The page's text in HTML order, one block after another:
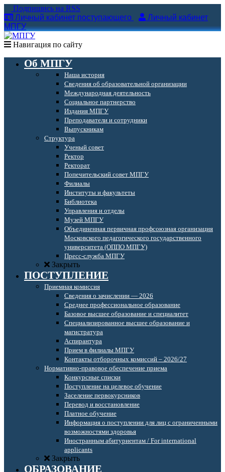
Подпишись на RSS
Личный кабинет поступающего
Личный кабинет
МПГУ
Навигация по сайту
Об МПГУ
Наша история
Сведения об образовательной организации
Международная деятельность
Социальное партнерство
Издания МПГУ
Преподаватели и сотрудники
Выпускникам
Структура
Ученый совет
Ректор
Ректорат
Попечительский совет МПГУ
Филиалы
Институты и факультеты
Библиотека
Управления и отделы
Музей МПГУ
Объединенная первичная профсоюзная организация
Московского педагогического государственного
университета (ОППО МПГУ)
Пресс-служба МПГУ
Закрыть
ПОСТУПЛЕНИЕ
Приемная комиссия
Сведения о зачислении — 2026
Среднее профессиональное образование
Базовое высшее образование и специалитет
Специализированное высшее образование и
магистратура
Аспирантура
Прием в филиалы МПГУ
Контакты отборочных комиссий – 2026/27
Нормативно-правовое обеспечение приема
Конкурсные списки
Поступление на целевое обучение
Заселение первокурсников
Перевод и восстановление
Платное обучение
Информация о поступлении для лиц с ограниченными
возможностями здоровья
Иностранным абитуриентам / For international
applicants
Закрыть
ОБРАЗОВАНИЕ